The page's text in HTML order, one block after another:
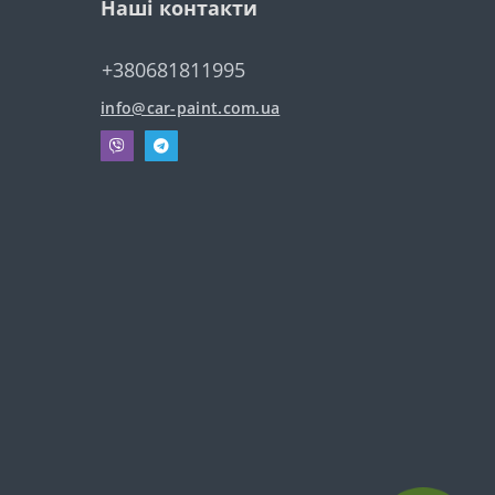
Наші контакти
+380681811995
info@car-paint.com.ua